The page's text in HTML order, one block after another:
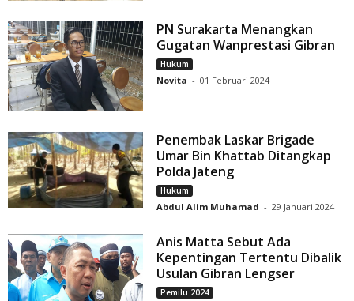
PN Surakarta Menangkan
Gugatan Wanprestasi Gibran
Hukum
Novita - 01 Februari 2024
Penembak Laskar Brigade
Umar Bin Khattab Ditangkap
Polda Jateng
Hukum
Abdul Alim Muhamad - 29 Januari 2024
Anis Matta Sebut Ada
Kepentingan Tertentu Dibalik
Usulan Gibran Lengser
Pemilu 2024